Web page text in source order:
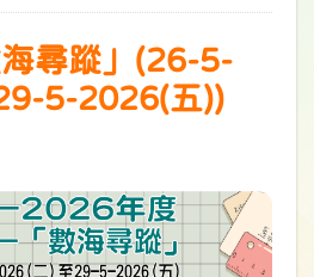
尋蹤」(26-5-
5-2026(五))